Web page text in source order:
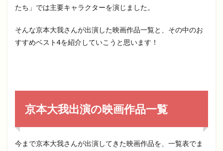
たち」では主要キャラクターを演じました。
そんな京本大我さんが出演した映画作品一覧と、その中のお
すすめベスト4を紹介していこうと思います！
京本大我出演の映画作品一覧
今まで京本大我さんが出演してきた映画作品を、一覧表でま